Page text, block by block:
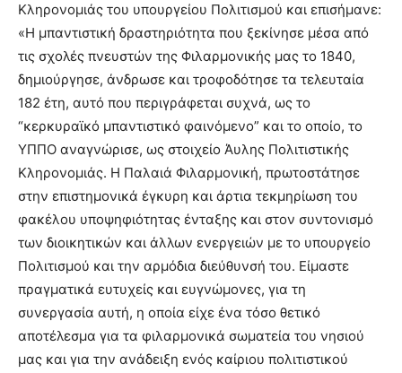
Κληρονομιάς του υπουργείου Πολιτισμού και επισήμανε:
«Η μπαντιστική δραστηριότητα που ξεκίνησε μέσα από
τις σχολές πνευστών της Φιλαρμονικής μας το 1840,
δημιούργησε, άνδρωσε και τροφοδότησε τα τελευταία
182 έτη, αυτό που περιγράφεται συχνά, ως το
“κερκυραϊκό μπαντιστικό φαινόμενο” και το οποίο, το
ΥΠΠΟ αναγνώρισε, ως στοιχείο Άυλης Πολιτιστικής
Κληρονομιάς. Η Παλαιά Φιλαρμονική, πρωτοστάτησε
στην επιστημονικά έγκυρη και άρτια τεκμηρίωση του
φακέλου υποψηφιότητας ένταξης και στον συντονισμό
των διοικητικών και άλλων ενεργειών με το υπουργείο
Πολιτισμού και την αρμόδια διεύθυνσή του. Είμαστε
πραγματικά ευτυχείς και ευγνώμονες, για τη
συνεργασία αυτή, η οποία είχε ένα τόσο θετικό
αποτέλεσμα για τα φιλαρμονικά σωματεία του νησιού
μας και για την ανάδειξη ενός καίριου πολιτιστικού